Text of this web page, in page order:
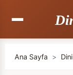
Ana Sayfa >